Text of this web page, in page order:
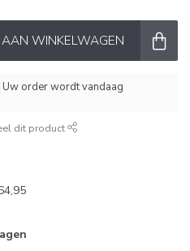
WINKELWAGEN
Uw order wordt vandaag
dit product